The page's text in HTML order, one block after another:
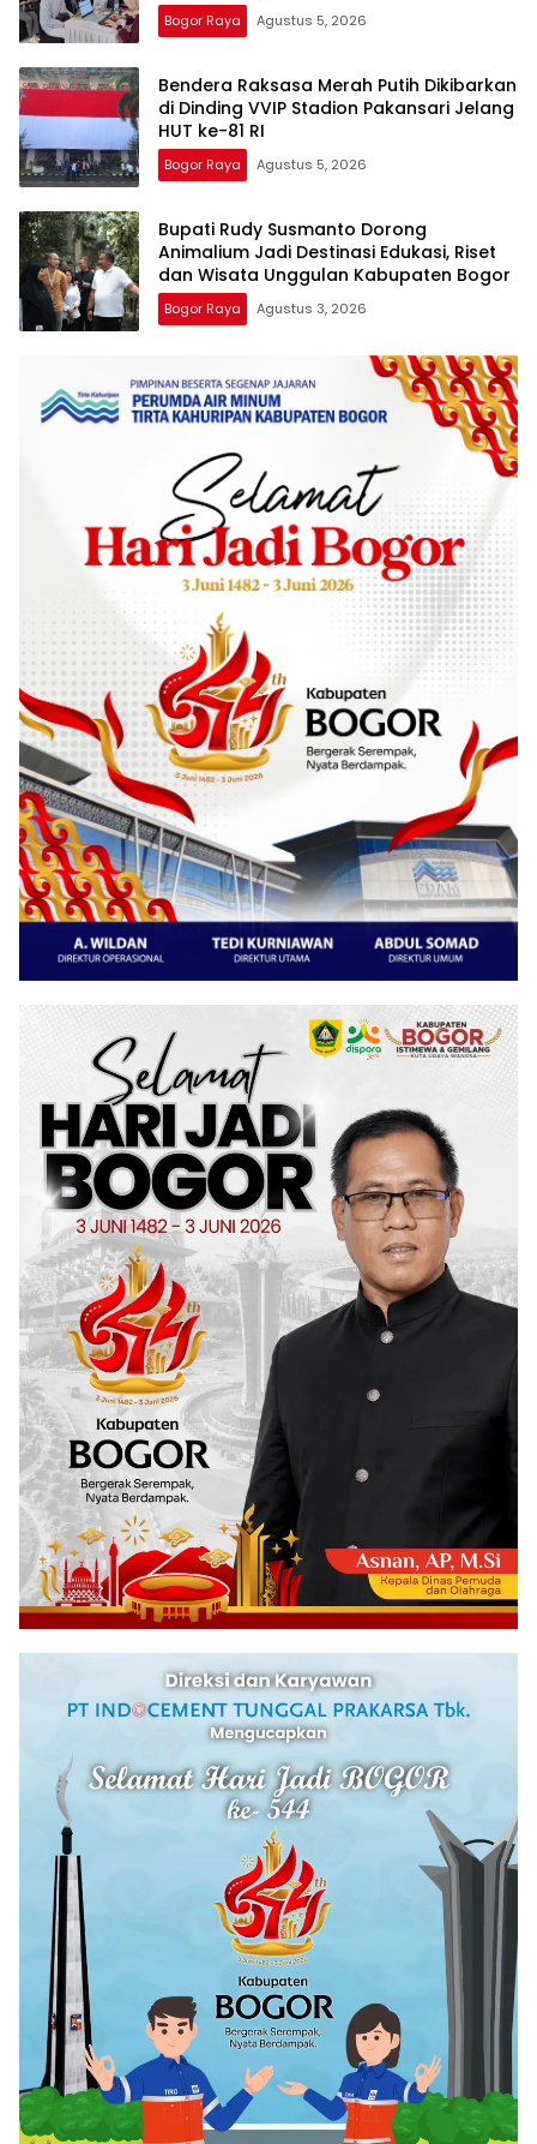
Bogor Raya Agustus 5, 2026
Bendera Raksasa Merah Putih Dikibarkan
di Dinding VVIP Stadion Pakansari Jelang
HUT ke-81 RI
Bogor Raya Agustus 5, 2026
Bupati Rudy Susmanto Dorong
Animalium Jadi Destinasi Edukasi, Riset
dan Wisata Unggulan Kabupaten Bogor
Bogor Raya Agustus 3, 2026